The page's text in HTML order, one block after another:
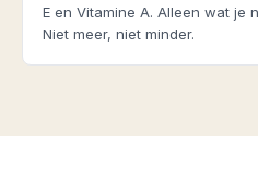
E en Vitamine A. Alleen wat je
Niet meer, niet minder.